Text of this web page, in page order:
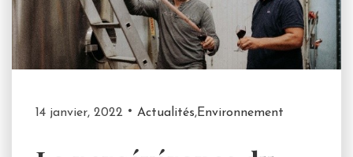
14 janvier, 2022 Actualités,Environnement